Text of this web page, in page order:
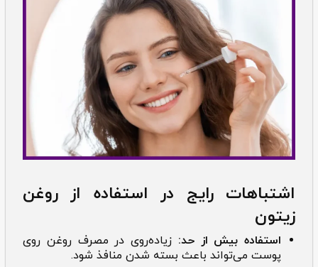
اشتباهات رایج در استفاده از روغن
زیتون
استفاده بیش از حد: زیاده‌روی در مصرف روغن روی
پوست می‌تواند باعث بسته شدن منافذ شود.